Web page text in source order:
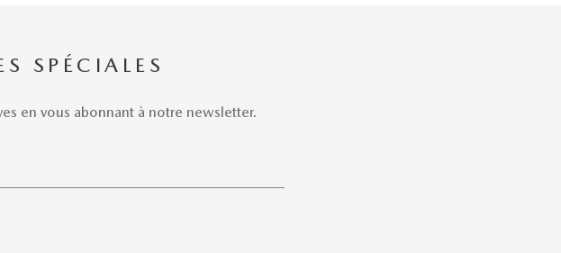
SPÉCIALES
en vous abonnant à notre newsletter.